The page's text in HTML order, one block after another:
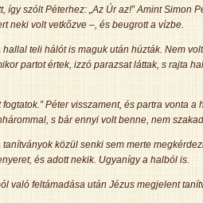
így szólt Péterhez: „Az Úr az!” Amint Simon
neki volt vetkőzve –, és beugrott a vízbe.
teli hálót is maguk után húzták. Nem
partot értek, izzó parazsat láttak, s rajta
Péter visszament, és partra vonta a
s bár ennyi volt benne, nem
tanítványok közül senki sem merte
és adott nekik. Ugyanígy a halból is.
való feltámadása után Jézus megjelent